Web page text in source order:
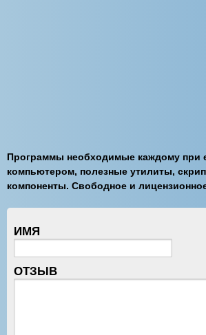
Программы необходимые каждому при
компьютером, полезные утилиты,
компоненты. Свободное и
ИМЯ
ОТЗЫВ